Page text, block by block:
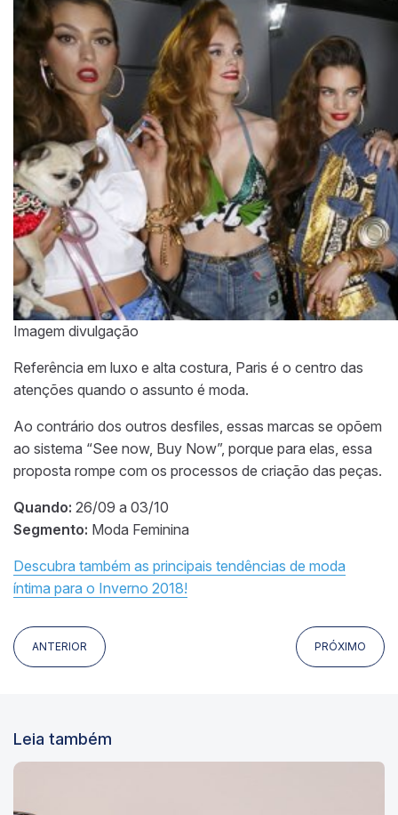
Imagem divulgação
Referência em luxo e alta costura, Paris é o centro das
atenções quando o assunto é moda.
Ao contrário dos outros desfiles, essas marcas se opõem
ao sistema “See now, Buy Now”, porque para elas, essa
proposta rompe com os processos de criação das peças.
Quando: 26/09 a 03/10
Segmento: Moda Feminina
Descubra também as principais tendências de moda
íntima para o Inverno 2018!
ANTERIOR PRÓXIMO
Leia também